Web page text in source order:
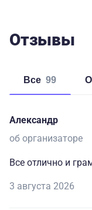
Отзывы
Все 99
Александр
об организаторе
Все отлично и
3 августа 2026